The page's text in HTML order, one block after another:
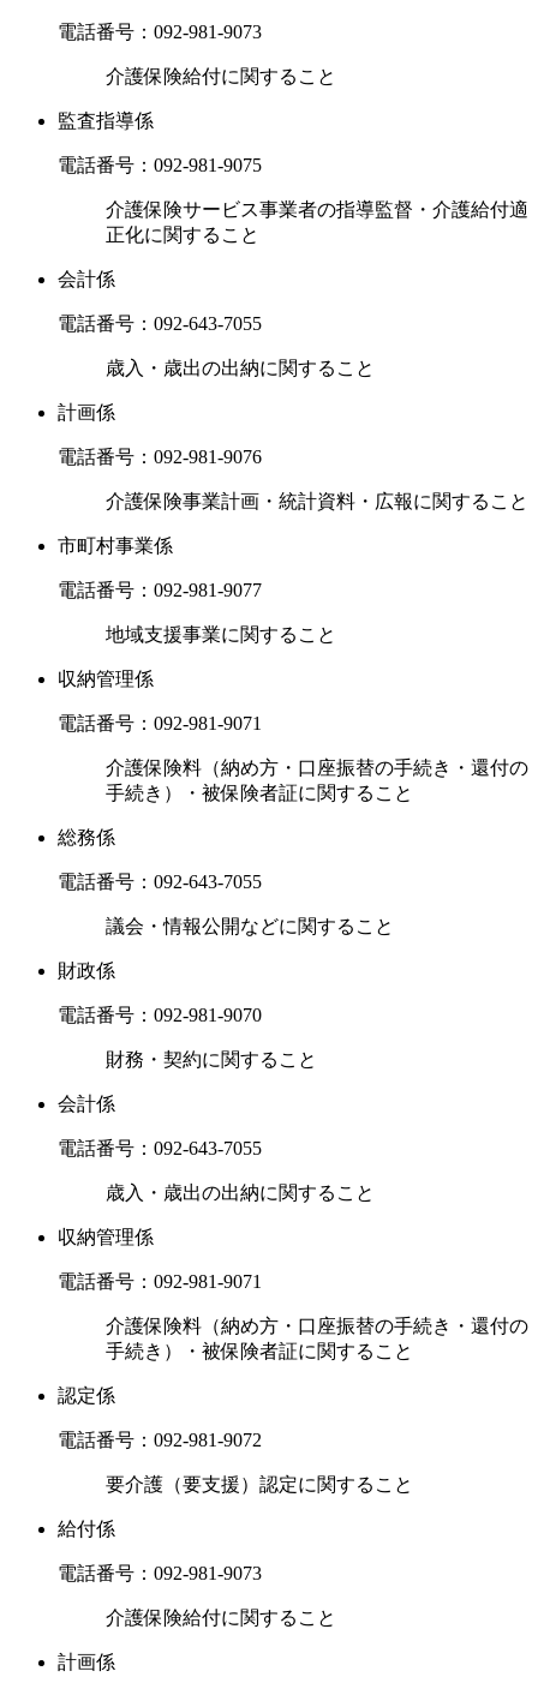
電話番号： 092-981-9073
介護保険給付に関すること
監査指導係
電話番号： 092-981-9075
介護保険サービス事業者の指導監督・介護給付適
正化に関すること
会計係
電話番号： 092-643-7055
歳入・歳出の出納に関すること
計画係
電話番号： 092-981-9076
介護保険事業計画・統計資料・広報に関すること
市町村事業係
電話番号： 092-981-9077
地域支援事業に関すること
収納管理係
電話番号： 092-981-9071
介護保険料（納め方・口座振替の手続き・還付の
手続き）・被保険者証に関すること
総務係
電話番号： 092-643-7055
議会・情報公開などに関すること
財政係
電話番号： 092-981-9070
財務・契約に関すること
会計係
電話番号： 092-643-7055
歳入・歳出の出納に関すること
収納管理係
電話番号： 092-981-9071
介護保険料（納め方・口座振替の手続き・還付の
手続き）・被保険者証に関すること
認定係
電話番号： 092-981-9072
要介護（要支援）認定に関すること
給付係
電話番号： 092-981-9073
介護保険給付に関すること
計画係